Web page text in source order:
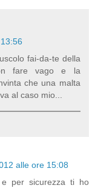
fai-da-te della
fare vago e la
che una malta
al caso mio...
alle ore 15:08
per sicurezza ti ho